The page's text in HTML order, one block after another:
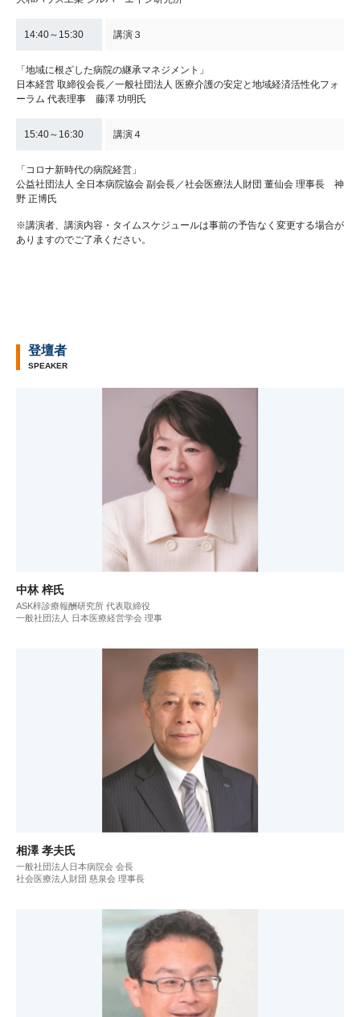
14:40～15:30 講演３
「地域に根ざした病院の継承マネジメント」
日本経営 取締役会長／一般社団法人 医療介護の安定と地域経済活性化フォ
ーラム 代表理事 藤澤 功明氏
15:40～16:30 講演４
「コロナ新時代の病院経営」
公益社団法人 全日本病院協会 副会長／社会医療法人財団 董仙会 理事長 神
野 正博氏
※講演者、講演内容・タイムスケジュールは事前の予告なく変更する場合が
ありますのでご了承ください。
登壇者
SPEAKER
中林 梓氏
ASK梓診療報酬研究所 代表取締役
一般社団法人 日本医療経営学会 理事
相澤 孝夫氏
一般社団法人日本病院会 会長
社会医療法人財団 慈泉会 理事長